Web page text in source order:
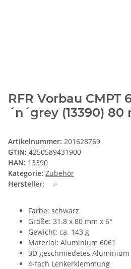
RFR Vorbau CMPT
´n´grey (13390) 80
Artikelnummer: 201628769
GTIN: 4250589431900
HAN: 13390
Kategorie: Zubehör
Hersteller:
Farbe: schwarz
Größe: 31.8 x 80 mm x 6°
Gewicht: ca. 143 g
Material: Aluminium 6061
3D geschmiedetes Aluminium
4-fach Lenkerklemmung